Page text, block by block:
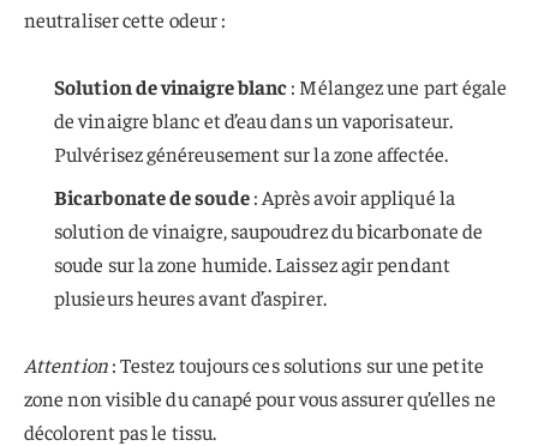
neutraliser cette odeur :
Solution de vinaigre blanc: Mélangez une part égale
de vinaigre blanc et d’eau dans un vaporisateur.
Pulvérisez généreusement sur la zone affectée.
Bicarbonate de soude: Après avoir appliqué la
solution de vinaigre, saupoudrez du bicarbonate de
soude sur la zone humide. Laissez agir pendant
plusieurs heures avant d’aspirer.
Attention: Testez toujours ces solutions sur une petite
zone non visible du canapé pour vous assurer qu’elles ne
décolorent pas le tissu.